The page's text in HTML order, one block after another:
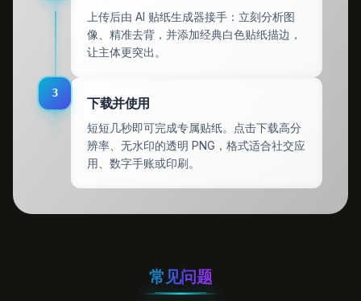
上传后由 AI 贴纸生成器接手：立刻分析图
像、精准去背，并添加经典白色贴纸描边，
让主体更突出。
3
下载并使用
短短几秒即可完成专属贴纸。点击下载高分
辨率、无水印的透明 PNG，格式适合社交应
用、数字手账或印刷。
常见问题